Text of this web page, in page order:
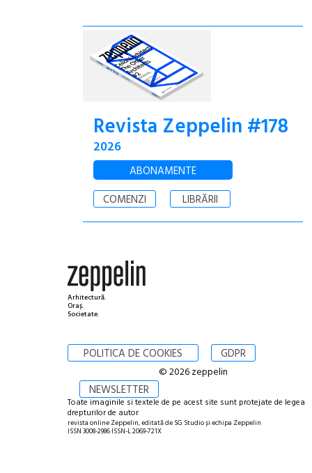
Revista Zeppelin #178
2026
ABONAMENTE
COMENZI
LIBRĂRII
Arhitectură.
Oraș.
Societate.
POLITICA DE COOKIES GDPR
NEWSLETTER
© 2026 zeppelin
Toate imaginile si textele de pe acest site sunt protejate de legea
drepturilor de autor
revista online Zeppelin, editată de SG Studio și echipa Zeppelin
ISSN 3008-2986 ISSN-L 2069-721X